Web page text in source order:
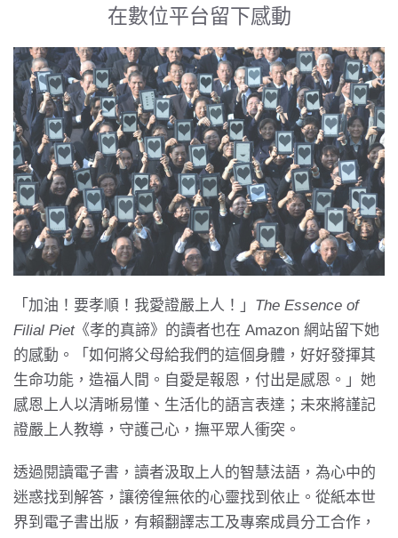
在數位平台留下感動
「加油！要孝順！我愛證嚴上人！」 The Essence of
Filial Piet《孝的真諦》的讀者也在 Amazon 網站留下她
的感動。「如何將父母給我們的這個身體，好好發揮其
生命功能，造福人間。自愛是報恩，付出是感恩。」她
感恩上人以清晰易懂、生活化的語言表達；未來將謹記
證嚴上人教導，守護己心，撫平眾人衝突。
透過閱讀電子書，讀者汲取上人的智慧法語，為心中的
迷惑找到解答，讓徬徨無依的心靈找到依止。從紙本世
界到電子書出版，有賴翻譯志工及專案成員分工合作，